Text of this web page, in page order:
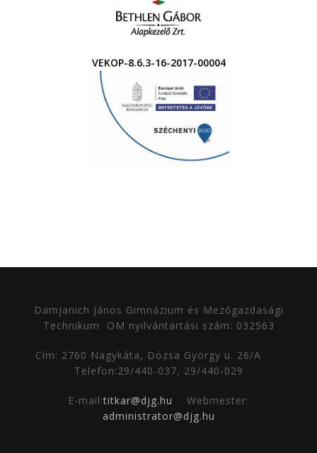
VEKOP-8.6.3-16-2017-00004
Damjanich János Gimnázium és Mezőgazdasági
Technikum
OM nyilvántartási szám: 032563
Cím: 2760 Nagykáta, Dózsa György u. 26/A
Telefon:29/440-037, 29/440-029
E-mail:titkar@djg.hu
Webmester:
administrator@djg.hu